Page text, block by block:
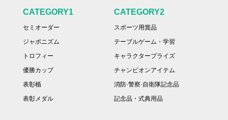
CATEGORY1
セミオーダー
ジャポニズム
トロフィー
優勝カップ
表彰楯
表彰メダル
CATEGORY2
スポーツ用賞品
テーブルゲーム・学習
キャラクタープライズ
チャンピオンアイテム
消防·警察·自衛隊記念品
記念品・式典用品